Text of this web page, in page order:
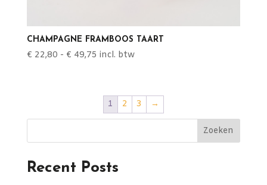
CHAMPAGNE FRAMBOOS TAART
€ 22,80 - € 49,75 Prijsklasse:
€ 49,75
incl. btw
1 2 3 →
Zoeken
Recent Posts